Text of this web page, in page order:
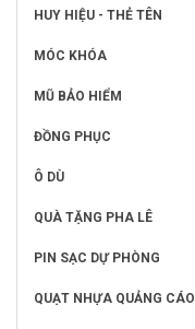
HUY HIỆU - THẺ TÊN
MÓC KHÓA
MŨ BẢO HIỂM
ĐỒNG PHỤC
Ô DÙ
QUÀ TẶNG PHA LÊ
PIN SẠC DỰ PHÒNG
QUẠT NHỰA QUẢNG CÁO